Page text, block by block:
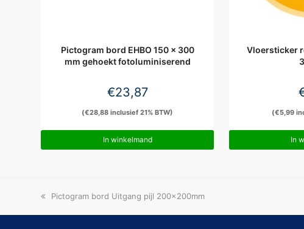
Pictogram bord EHBO 150 x 300
mm gehoekt fotoluminiserend
€23,87
(€28,88 inclusief 21% BTW)
In winkelmand
Vloersticker
(€5,99
In
previous
Pictogram bord Uitgang pijl 200x200mm